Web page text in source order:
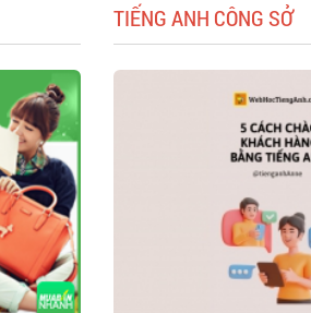
TIẾNG ANH CÔNG SỞ